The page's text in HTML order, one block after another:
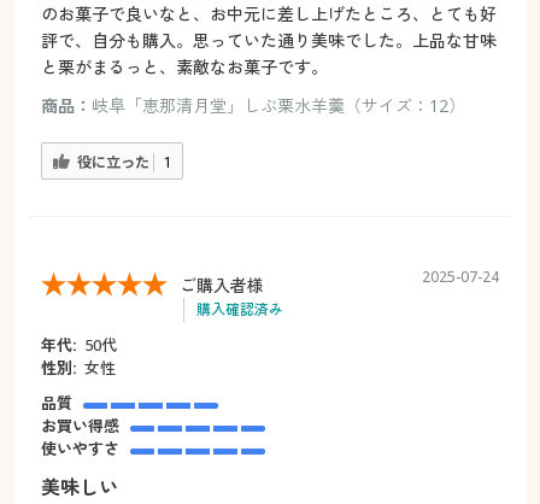
のお菓子で良いなと、お中元に差し上げたところ、とても好
評で、自分も購入。思っていた通り美味でした。上品な甘味
と栗がまるっと、素敵なお菓子です。
商品： 岐阜「恵那清月堂」しぶ栗水羊羹（サイズ：12）
役に立った 1
ご購入者様
購入確認済み
2025-07-24
年代: 50代
性別: 女性
品質
お買い得感
使いやすさ
美味しい